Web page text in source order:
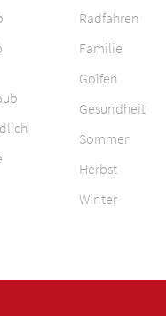
Radfahren
Familie
Golfen
Gesundheit
Sommer
Herbst
Winter